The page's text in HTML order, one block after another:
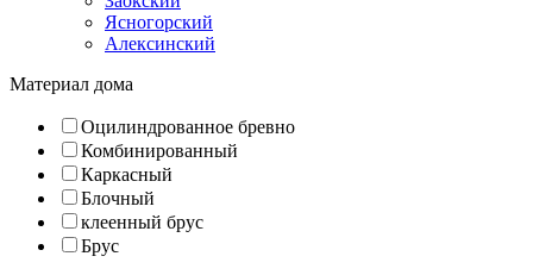
Ясногорский
Алексинский
Материал дома
Оцилиндрованное бревно
Комбинированный
Каркасный
Блочный
клеенный брус
Брус